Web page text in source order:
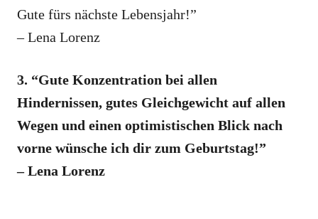
Gute fürs nächste Lebensjahr!”
– Lena Lorenz
3. “Gute Konzentration bei allen
Hindernissen, gutes Gleichgewicht auf allen
Wegen und einen optimistischen Blick nach
vorne wünsche ich dir zum Geburtstag!”
– Lena Lorenz